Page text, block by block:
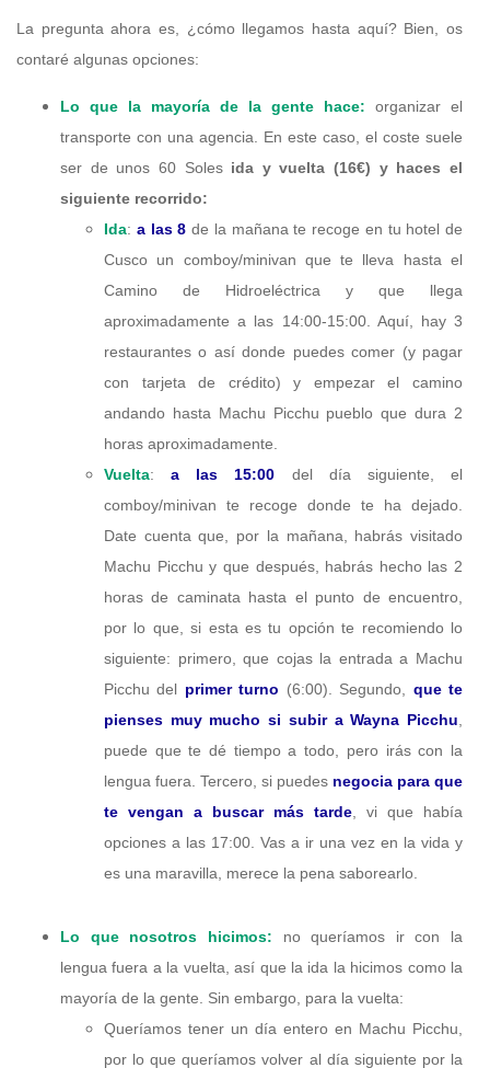
La pregunta ahora es, ¿cómo llegamos hasta aquí? Bien, os
contaré algunas opciones:
Lo que la mayoría de la gente hace: organizar el
transporte con una agencia. En este caso, el coste suele
ser de unos 60 Soles ida y vuelta (16€) y haces el
siguiente recorrido:
Ida: a las 8 de la mañana te recoge en tu hotel de
Cusco un comboy/minivan que te lleva hasta el
Camino de Hidroeléctrica y que llega
aproximadamente a las 14:00-15:00. Aquí, hay 3
restaurantes o así donde puedes comer (y pagar
con tarjeta de crédito) y empezar el camino
andando hasta Machu Picchu pueblo que dura 2
horas aproximadamente.
Vuelta: a las 15:00 del día siguiente, el
comboy/minivan te recoge donde te ha dejado.
Date cuenta que, por la mañana, habrás visitado
Machu Picchu y que después, habrás hecho las 2
horas de caminata hasta el punto de encuentro,
por lo que, si esta es tu opción te recomiendo lo
siguiente: primero, que cojas la entrada a Machu
Picchu del primer turno (6:00). Segundo, que te
pienses muy mucho si subir a Wayna Picchu
puede que te dé tiempo a todo, pero irás con la
lengua fuera. Tercero, si puedes negocia para que
te vengan a buscar más tarde , vi que había
opciones a las 17:00. Vas a ir una vez en la vida y
es una maravilla, merece la pena saborearlo.
Lo que nosotros hicimos:
no queríamos ir con la
lengua fuera a la vuelta, así que la ida la hicimos como la
mayoría de la gente. Sin embargo, para la vuelta:
Queríamos tener un día entero en Machu Picchu,
por lo que queríamos volver al día siguiente por la